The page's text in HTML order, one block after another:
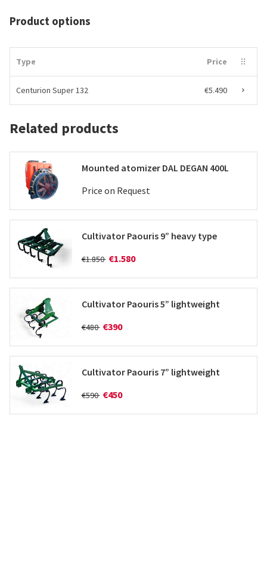
Product options
Type Price
Centurion Super 132 €5.490
Related products
Mounted atomizer DAL DEGAN 400L
Price on Request
Cultivator Paouris 9” heavy type
€1.850 €1.580
Cultivator Paouris 5” lightweight
€480 €390
Cultivator Paouris 7” lightweight
€590 €450